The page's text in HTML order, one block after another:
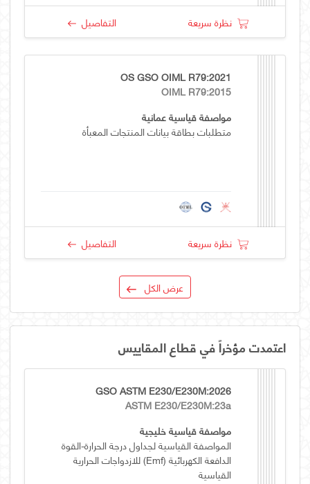
نظرة سريعة التفاصيل
OS GSO OIML R79:2021
OIML R79:2015
مواصفة قياسية عمانية
متطلبات بطاقة بيانات المنتجات المعبأة
نظرة سريعة التفاصيل
عرض الكل
اعتمدت مؤخراً في قطاع المقاييس
GSO ASTM E230/E230M:2026
ASTM E230/E230M:23a
مواصفة قياسية خليجية
المواصفة القياسية لجداول درجة الحرارة-القوة
الدافعة الكهربائية (emf) للازدواجات الحرارية
القياسية